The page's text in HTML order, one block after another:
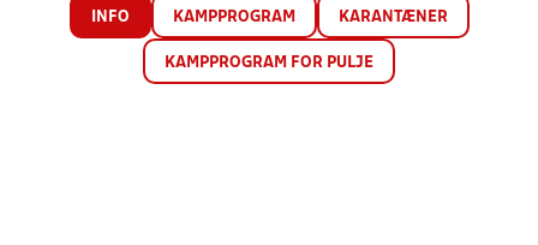
INFO KAMPPROGRAM KARANTÆNER
KAMPPROGRAM FOR PULJE